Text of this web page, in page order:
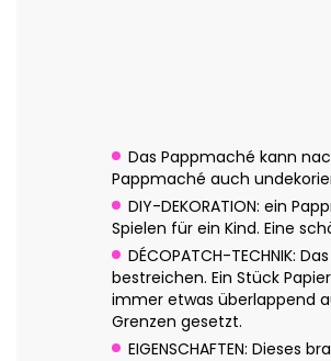
Das Pappmaché kann
Pappmaché auch
DIY-DEKORATION: ein
Spielen für ein Kind. Eine
DÉCOPATCH-TECHNIK:
bestreichen. Ein Stück
immer etwas überlappend
Grenzen gesetzt.
EIGENSCHAFTEN: